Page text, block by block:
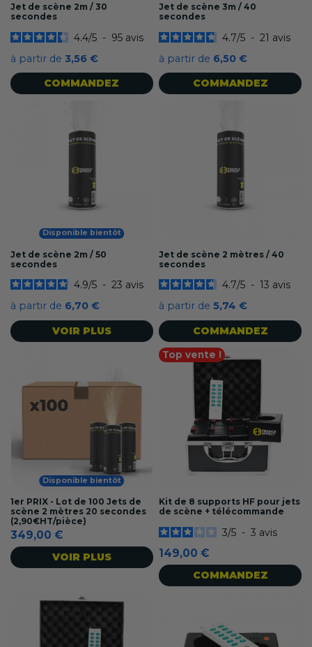
Jet de scène 2m / 30
secondes
4.4/5 - 95 avis
à partir de 3,56 €
COMMANDEZ
Jet de scène 3m / 40
secondes
4.7/5 - 21 avis
à partir de 6,50 €
COMMANDEZ
Disponible bientôt
Jet de scène 2m / 50
secondes
4.9/5 - 23 avis
à partir de 6,70 €
VOIR PLUS
Jet de scène 2 mètres / 40
secondes
4.7/5 - 13 avis
à partir de5,74 €
COMMANDEZ
Disponible bientôt
1er PRIX - Lot de 100 Jets de
scène 2 mètres 20 secondes
(2,90€HT/pièce)
349,00 €
VOIR PLUS
Top vente !
Kit de 8 supports HF pour jets
de scène + télécommande
3/5 - 3 avis
149,00 €
COMMANDEZ